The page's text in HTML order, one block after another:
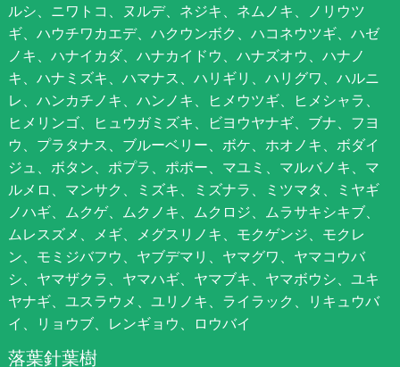
ルシ、ニワトコ、ヌルデ、ネジキ、ネムノキ、ノリウツ
ギ、ハウチワカエデ、ハクウンボク、ハコネウツギ、ハゼ
ノキ、ハナイカダ、ハナカイドウ、ハナズオウ、ハナノ
キ、ハナミズキ、ハマナス、ハリギリ、ハリグワ、ハルニ
レ、ハンカチノキ、ハンノキ、ヒメウツギ、ヒメシャラ、
ヒメリンゴ、ヒュウガミズキ、ビヨウヤナギ、ブナ、フヨ
ウ、プラタナス、ブルーベリー、ボケ、ホオノキ、ボダイ
ジュ、ボタン、ポプラ、ポポー、マユミ、マルバノキ、マ
ルメロ、マンサク、ミズキ、ミズナラ、ミツマタ、ミヤギ
ノハギ、ムクゲ、ムクノキ、ムクロジ、ムラサキシキブ、
ムレスズメ、メギ、メグスリノキ、モクゲンジ、モクレ
ン、モミジバフウ、ヤブデマリ、ヤマグワ、ヤマコウバ
シ、ヤマザクラ、ヤマハギ、ヤマブキ、ヤマボウシ、ユキ
ヤナギ、ユスラウメ、ユリノキ、ライラック、リキュウバ
イ、リョウブ、レンギョウ、ロウバイ
落葉針葉樹